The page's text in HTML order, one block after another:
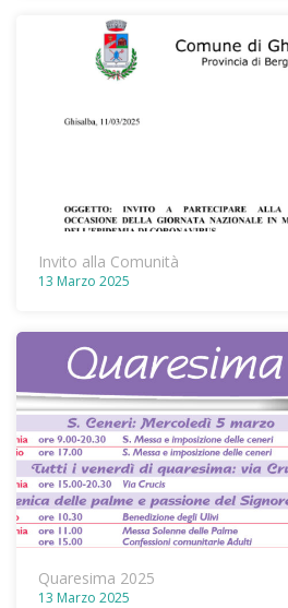
Invito alla Comunità
13 Marzo 2025
Quaresima 2025
13 Marzo 2025